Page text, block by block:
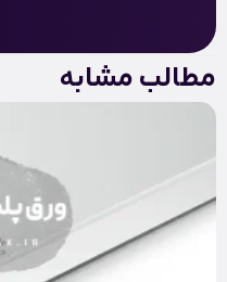
مطالب مشابه